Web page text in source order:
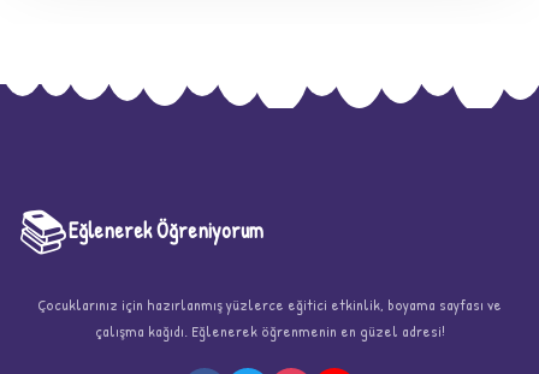
📚Eğlenerek Öğreniyorum
Çocuklarınız için hazırlanmış yüzlerce eğitici etkinlik, boyama sayfası ve
çalışma kağıdı. Eğlenerek öğrenmenin en güzel adresi!